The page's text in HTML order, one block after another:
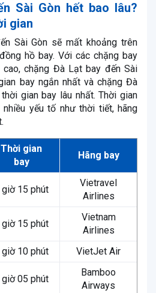
Sài Gòn hết bao lâu?
gian
Sài Gòn sẽ mất khoảng trên
hồ bay. Với các chặng bay
chặng Đà Lạt bay đến Sài
bay ngắn nhất và chặng Đà
gian bay lâu nhất. Thời gian
yếu tố như thời tiết, hãng
Thời gian
bay
Hãng bay
15 phút
Vietravel
Airlines
15 phút
Vietnam
Airlines
10 phút
VietJet Air
05 phút
Bamboo
Airways